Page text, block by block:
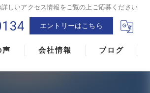
しいアクセス情報をご覧の上ご応募ください
エントリーはこちら
声 会社情報 ブログ